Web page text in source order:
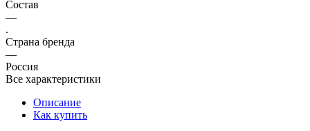
Состав
—
.
Страна бренда
—
Россия
Все характеристики
Описание
Как купить